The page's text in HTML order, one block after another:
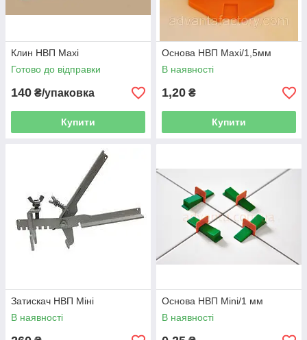
Клин НВП Maxi
Готово до відправки
140 ₴/упаковка
Купити
Основа НВП Maxi/1,5мм
В наявності
1,20 ₴
Купити
Затискач НВП Міні
В наявності
Основа НВП Mini/1 мм
В наявності